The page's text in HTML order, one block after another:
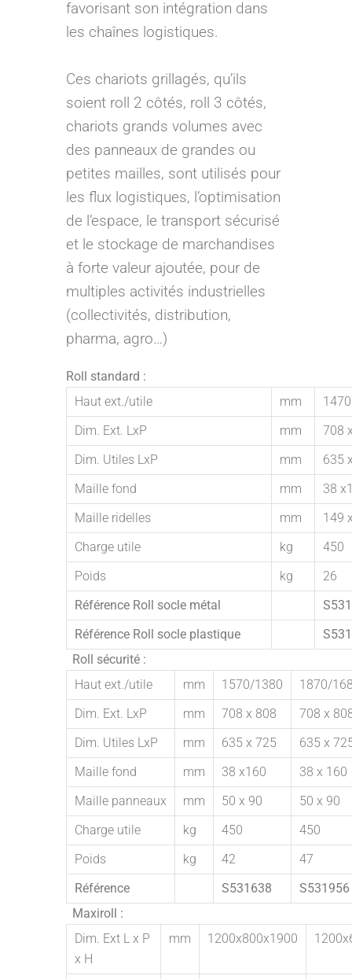
favorisant son intégration dans
les chaînes logistiques.
Ces chariots grillagés, qu’ils
soient roll 2 côtés, roll 3 côtés,
chariots grands volumes avec
des panneaux de grandes ou
petites mailles, sont utilisés pour
les flux logistiques, l’optimisation
de l’espace, le transport sécurisé
et le stockage de marchandises
à forte valeur ajoutée, pour de
multiples activités industrielles
(collectivités, distribution,
pharma, agro…)
Roll standard :
Haut ext./utile
mm
Dim. Ext. LxP
mm
708
Dim. Utiles LxP
mm
635
Maille fond
mm
38
Maille ridelles
mm
149
Charge utile
kg
450
Poids
kg
26
Référence Roll socle métal
Référence Roll socle plastique
Roll sécurité :
Haut ext./utile
mm 1570/1380
1870/
Dim. Ext. LxP
mm 708 x 808
708 x
Dim. Utiles LxP
mm 635 x 725
635 x
Maille fond
mm 38 x160
38 x 160
Maille panneaux
mm 50 x 90
50 x 90
Charge utile
kg 450
450
Poids
kg 42
47
Référence
S531638
S531956
Maxiroll :
Dim. Ext L x P
x H
mm 1200x800x1900